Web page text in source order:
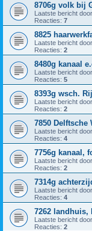
8706g volk bij
Laatste bericht door
Reacties: 7
8825
Laatste bericht door
Reacties: 2
8480g kanaal
Laatste bericht door
Reacties: 5
8393g wsch.
Laatste bericht door
Reacties: 2
7850 Delftsche
Laatste bericht door
Reacties: 4
7756g kanaal,
Laatste bericht door
Reacties: 2
7314g
Laatste bericht door
Reacties: 4
7262 landhuis,
Laatste bericht door
Reacties: 2